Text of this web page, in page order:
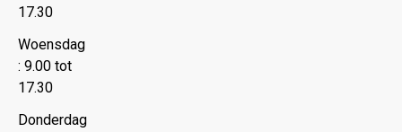
17.30
Woensdag
: 9.00 tot
17.30
Donderdag